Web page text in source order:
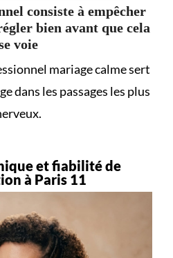
consiste à empêcher
bien avant que cela
voie
mariage calme sert
dans les passages les plus
et fiabilité de
à Paris 11